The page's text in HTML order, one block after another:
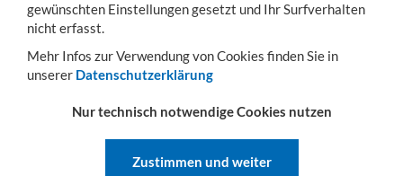
Sie sind hier: Betriebseinrichtung Ordnungssysteme
EURO-TRANSPORTBEHÄLTER
600X400 MM GRAU | 270 MM
6476.00.4554
gewünschten Einstellungen gesetzt und Ihr Surfverhalten
nicht erfasst.
Mehr Infos zur Verwendung von Cookies finden Sie in
unserer Datenschutzerklärung
Nur technisch notwendige Cookies nutzen
Zustimmen und weiter